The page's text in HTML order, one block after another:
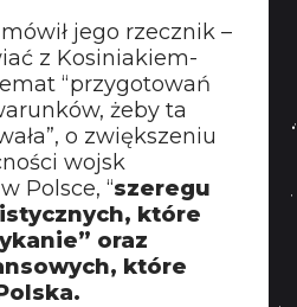
jego rzecznik –
z Kosiniakiem-
“przygotowań
żeby ta
o zwiększeniu
wojsk
Polsce, “szeregu
które
oraz
które